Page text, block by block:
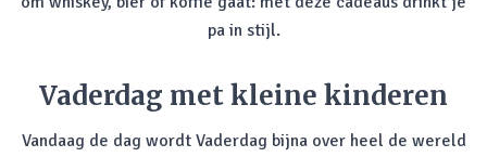
pa in stijl.
Vaderdag met kleine kinderen
Vandaag de dag wordt Vaderdag bijna over heel de wereld